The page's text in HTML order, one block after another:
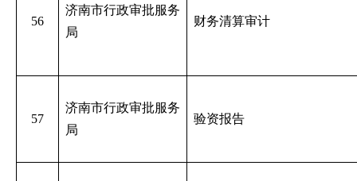
56
济南市行政审批服务
局
财务清算审计
57
济南市行政审批服务
局
验资报告